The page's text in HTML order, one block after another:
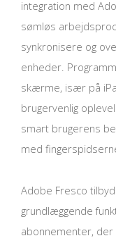
integration med
sømløs
synkronisere og
enheder.
skærme, især på
brugervenlig
smart brugerens
med
Adobe Fresco
grundlæggende
abonnementer,